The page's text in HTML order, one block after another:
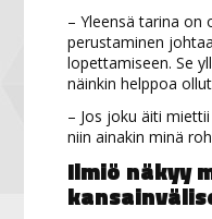
– Yleensä tarina on
perustaminen
lopettamiseen. Se
näinkin helppoa
– Jos joku äiti
niin ainakin minä
Ilmiö näkyy